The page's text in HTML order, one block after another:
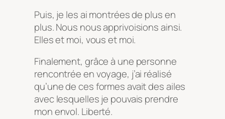
Puis, je les ai montrées de plus en
plus. Nous nous apprivoisions ainsi.
Elles et moi, vous et moi.
Finalement, grâce à une personne
rencontrée en voyage, j’ai réalisé
qu’une de ces formes avait des ailes
avec lesquelles je pouvais prendre
mon envol. Liberté.